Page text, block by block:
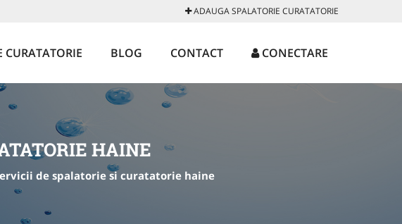
ADAUGA SPALATORIE CURATATORIE
CURATATORIE BLOG CONTACT CONECTARE
HAINE
de spalatorie si curatatorie haine